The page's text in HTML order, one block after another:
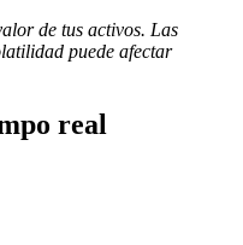
de tus activos. Las
puede afectar
real